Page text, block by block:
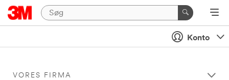
Konto
VORES FIRMA